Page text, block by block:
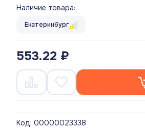
Наличие товара:
Екатеринбург
553.22 ₽
Код: 00000023338